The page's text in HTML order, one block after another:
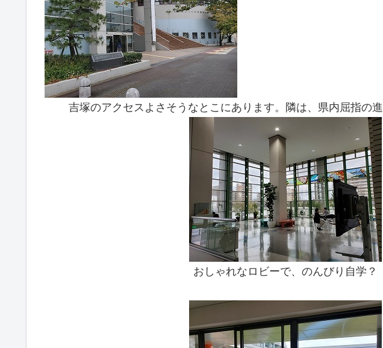
吉塚のアクセスよさそうなとこにあります。隣は、県内屈指の
おしゃれなロビーで、のんびり自学？